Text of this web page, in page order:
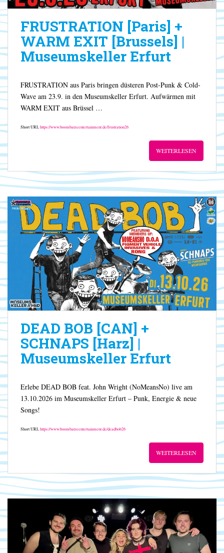
FRUSTRATION [Paris] +
WARM EXIT [Brussels] |
Museumskeller Erfurt
FRUSTRATION aus Paris bringen düsteren Post-Punk & Cold-
Wave am 23.9. in den Museumskeller Erfurt. Aufwärmen mit
WARM EXIT aus Brüssel …
Short URLhttps://www.boombatzeentertainment.de/frustration26
WEITERLESEN
DEAD BOB [CAN] +
SCHNAPS [Harz] |
Museumskeller Erfurt
Erlebe DEAD BOB feat. John Wright (NoMeansNo) live am
13.10.2026 im Museumskeller Erfurt – Punk, Energie & neue
Songs!
Short URLhttps://www.boombatzeentertainment.de/deadbob26
WEITERLESEN